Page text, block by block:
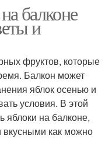
балконе
и
фруктов, которые
Балкон может
яблок осенью и
условия. В этой
яблоки на балконе,
вкусными как можно